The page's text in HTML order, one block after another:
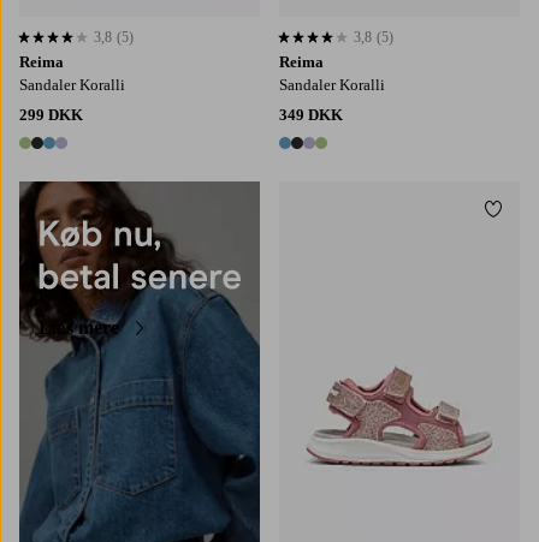
Reima
Sandaler Koralli
299 DKK
4 farver
3,8 baseret på 5 bedømmelser
3,8 (5)
Reima
Sandaler Koralli
349 DKK
4 farver
3,8 baseret på 5 bedømmelser
3,8 (5)
Læs mere